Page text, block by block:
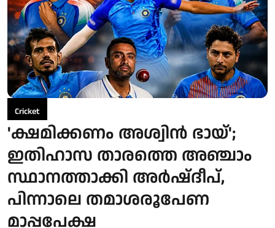
Cricket
'ക്ഷമിക്കണം അശ്വിന്‍ ഭായ്';
ഇതിഹാസ താരത്തെ അഞ്ചാം
സ്ഥാനത്താക്കി അര്‍ഷ്ദീപ്,
പിന്നാലെ തമാശരൂപേണ
മാപ്പപേക്ഷ